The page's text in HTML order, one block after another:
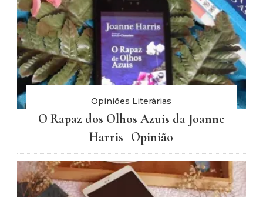
Opiniões Literárias
O Rapaz dos Olhos Azuis da Joanne
Harris | Opinião